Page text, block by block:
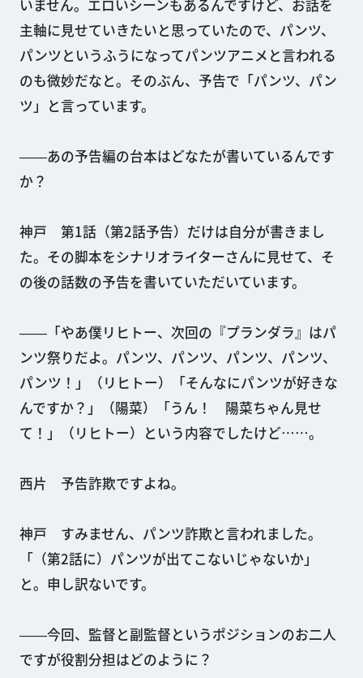
いません。エロいシーンもあるんですけど、お話を
主軸に見せていきたいと思っていたので、パンツ、
パンツというふうになってパンツアニメと言われる
のも微妙だなと。そのぶん、予告で「パンツ、パン
ツ」と言っています。
――あの予告編の台本はどなたが書いているんです
か？
神戸 第1話（第2話予告）だけは自分が書きまし
た。その脚本をシナリオライターさんに見せて、そ
の後の話数の予告を書いていただいています。
――「やあ僕リヒトー、次回の『プランダラ』はパ
ンツ祭りだよ。パンツ、パンツ、パンツ、パンツ、
パンツ！」（リヒトー）「そんなにパンツが好きな
んですか？」（陽菜）「うん！ 陽菜ちゃん見せ
て！」（リヒトー）という内容でしたけど……。
西片 予告詐欺ですよね。
神戸 すみません、パンツ詐欺と言われました。
「（第2話に）パンツが出てこないじゃないか」
と。申し訳ないです。
――今回、監督と副監督というポジションのお二人
ですが役割分担はどのように？